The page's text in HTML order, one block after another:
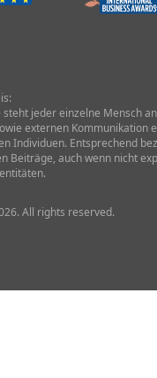
steht jeder einzelne Mensch
externen Kommunikation
Individuen. Entsprechend
Beiträge, auch wenn nicht
All rights reserved.